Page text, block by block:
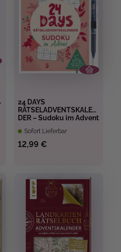
24 DAYS
RÄTSELADVENTSKALEN
DER – Sudoku im Advent
Sofort Lieferbar
12,99 €